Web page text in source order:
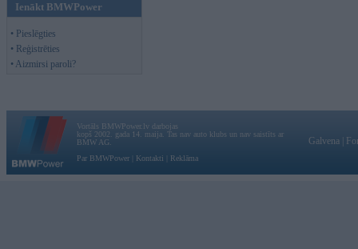
Ienākt BMWPower
• Pieslēgties
• Reģistrēties
• Aizmirsi paroli?
Vortāls BMWPower.lv darbojas
kopš 2002. gada 14. maija. Tas nav auto klubs un nav saistīts ar
BMW AG.
Par BMWPower
Kontakti Reklāma
Galvena